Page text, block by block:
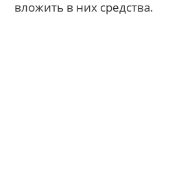
вложить в них средства.